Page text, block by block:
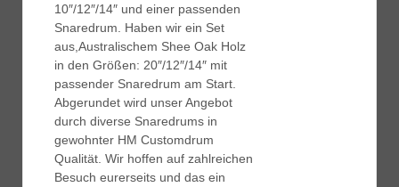
10″/12″/14″ und einer passenden
Snaredrum. Haben wir ein Set
aus,Australischem Shee Oak Holz
in den Größen: 20″/12″/14″ mit
passender Snaredrum am Start.
Abgerundet wird unser Angebot
durch diverse Snaredrums in
gewohnter HM Customdrum
Qualität. Wir hoffen auf zahlreichen
Besuch eurerseits und das ein